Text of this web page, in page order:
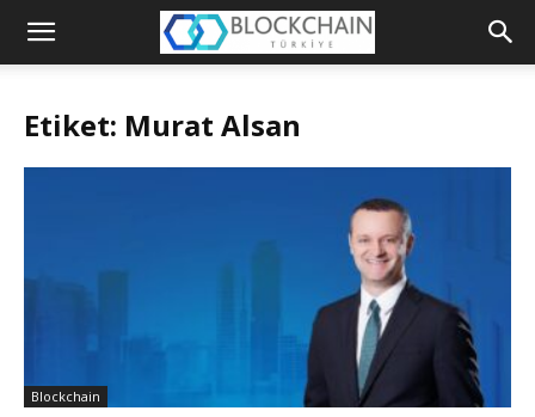
Blockchain
Etiket: Murat Alsan
Blockchain